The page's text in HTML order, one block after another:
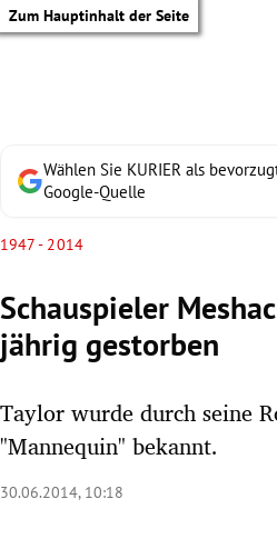
Zum Hauptinhalt der Seite
Wählen Sie KURIER als
Google-Quelle
1947 - 2014
Schauspieler
jährig gestorben
Taylor wurde durch seine
"Mannequin" bekannt.
30.06.2014, 10:18